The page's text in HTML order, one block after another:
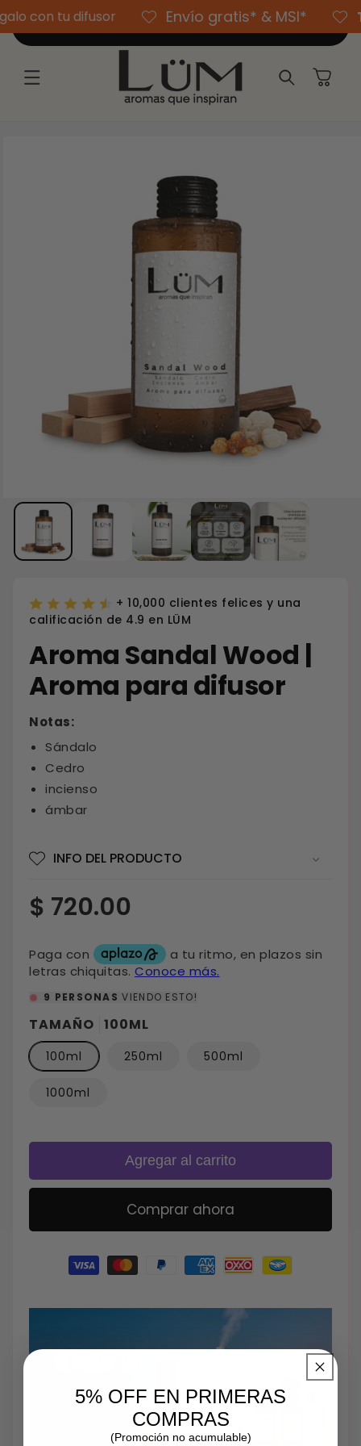
directamente
con tu difusor Envío gratis* & MSI*
Carrito
+ 10,000 clientes felices y una
calificación de 4.9 en LÜM
Aroma Sandal Wood |
Aroma para difusor
Notas:
Sándalo
Cedro
incienso
ámbar
INFO DEL PRODUCTO
Precio
$ 720.00
12PERSONASVIENDO ESTO!
TAMAÑO 100ML
100ml 250ml 500ml
1000ml
Agregar al carrito
Comprar ahora
Formas
Agregar al carrito
5% OFF EN PRIMERAS
COMPRAS
(Promoción no acumulable)